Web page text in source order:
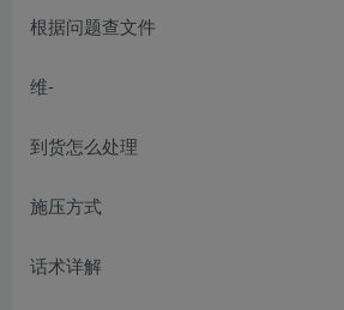
根据问题查文件
维-
到货怎么处理
施压方式
话术详解